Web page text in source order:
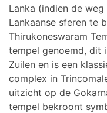
Lanka (indien de
Lankaanse sferen te
Thirukoneswaram
tempel genoemd, dit
Zuilen en is een
complex in
uitzicht op de
tempel bekroont